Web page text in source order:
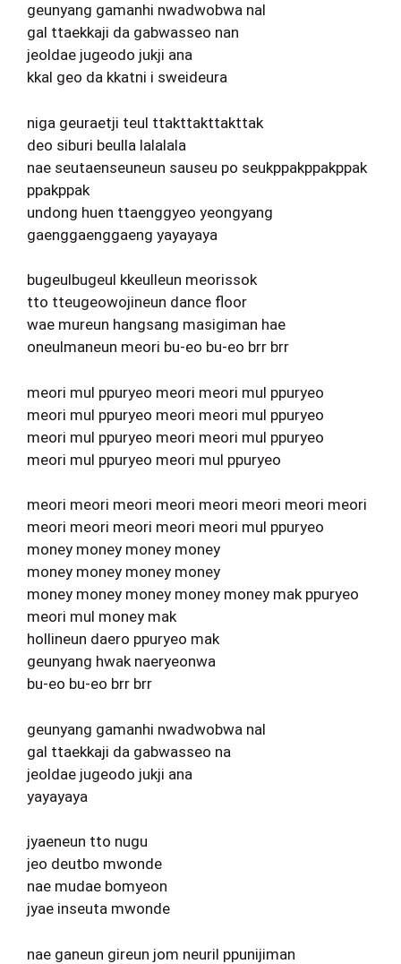
geunyang gamanhi nwadwobwa nal
gal ttaekkaji da gabwasseo nan
jeoldae jugeodo jukji ana
kkal geo da kkatni i sweideura
niga geuraetji teul ttakttakttakttak
deo siburi beulla lalalala
nae seutaenseuneun sauseu po seukppakppakppak
ppakppak
undong huen ttaenggyeo yeongyang
gaenggaenggaeng yayayaya
bugeulbugeul kkeulleun meorissok
tto tteugeowojineun dance floor
wae mureun hangsang masigiman hae
oneulmaneun meori bu-eo bu-eo brr brr
meori mul ppuryeo meori meori mul ppuryeo
meori mul ppuryeo meori meori mul ppuryeo
meori mul ppuryeo meori meori mul ppuryeo
meori mul ppuryeo meori mul ppuryeo
meori meori meori meori meori meori meori meori
meori meori meori meori meori mul ppuryeo
money money money money
money money money money
money money money money money mak ppuryeo
meori mul money mak
hollineun daero ppuryeo mak
geunyang hwak naeryeonwa
bu-eo bu-eo brr brr
geunyang gamanhi nwadwobwa nal
gal ttaekkaji da gabwasseo na
jeoldae jugeodo jukji ana
yayayaya
jyaeneun tto nugu
jeo deutbo mwonde
nae mudae bomyeon
jyae inseuta mwonde
nae ganeun gireun jom neuril ppunijiman